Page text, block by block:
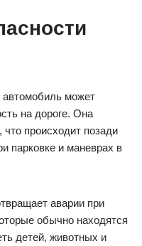
автомобиль может
на дороге. Она
происходит позади
парковке и маневрах в
аварии при
обычно находятся
детей, животных и